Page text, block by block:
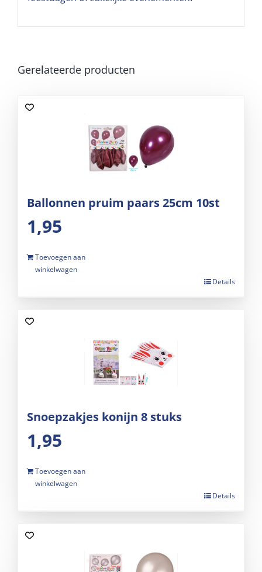
Gerelateerde producten
Ballonnen pruim paars 25cm 10st
1,95
Toevoegen aan
winkelwagen
Details
Snoepzakjes konijn 8 stuks
1,95
Toevoegen aan
winkelwagen
Details